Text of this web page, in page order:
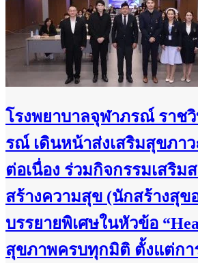
โรงพยาบาลจุฬาภรณ์ ราช
รณ์ เดินหน้าส่งเสริมสุขภาว
ต่อเนื่อง ร่วมกิจกรรมเสริม
สร้างความสุข (นักสร้างสุข
บรรยายพิเศษในหัวข้อ
สุขภาพครบทุกมิติ ตั้งแต่กา